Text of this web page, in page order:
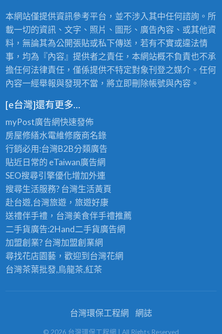
本網站僅提供資訊參考平台，並不涉入其中任何諮詢。所
載一切的資訊、文字、照片、圖形、廣告內容、或其他資
料，無論其為公開張貼或私下傳送，若有不實或違法情
事，均為『內容』提供者之責任，本網站概不負責也不承
擔任何法律責任，僅係提供不特定對象刊登之媒介。任何
內容一經舉報與發現不當，將立即刪除帳號與內容。
[e台灣]還有更多…
myPost廣告網快速發佈
房屋修繕水電維修廠商名錄
行銷必用:台灣B2B分類廣告
貼近日常的 eTaiwan廣告網
SEO搜尋引擎優化增加外連
搜尋生活服務? 台灣生活黃頁
赴台遊,台灣旅遊，旅遊好康
送禮伴手禮，台灣美食伴手禮推薦
二手貨廣告:2Hand二手貨廣告網
加盟創業? 台灣加盟創業網
尋找花店園藝，歡迎到 台灣花網
台灣茶葉批發,烏龍茶,紅茶
台灣環保工程網 網誌
© 2026 台灣環保工程網 | All Rights Reserved